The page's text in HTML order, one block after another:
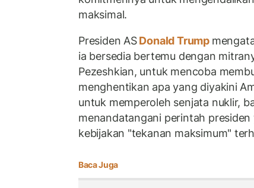
maksimal.
Presiden ASDonald Trump
ia bersedia bertemu dengan
Pezeshkian, untuk mencoba
menghentikan apa yang diyakini
untuk memperoleh senjata nuklir,
menandatangani perintah
kebijakan "tekanan maksimum"
Baca Juga